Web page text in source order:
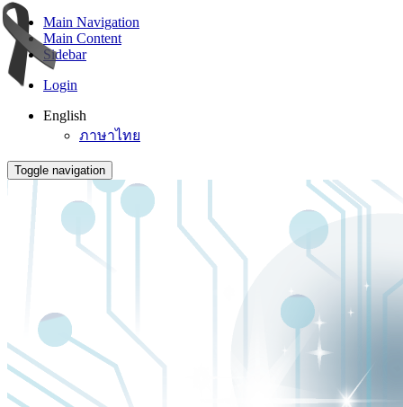
Main Navigation
Main Content
Sidebar
Login
English
ภาษาไทย
Toggle navigation